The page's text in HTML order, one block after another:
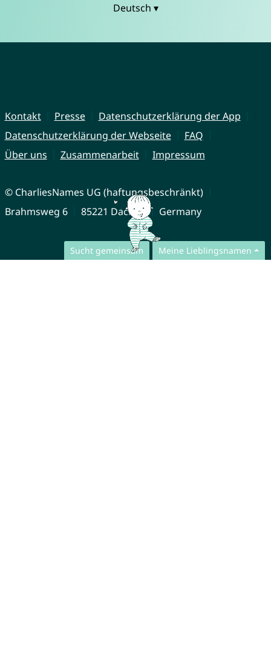
Sucht gemeinsam Meine Lieblingsnamen
Deutsch ▾
Kontakt Presse
Datenschutzerklärung der App
Datenschutzerklärung der Webseite
FAQ
Über uns
Zusammenarbeit Impressum
© CharliesNames UG (haftungsbeschränkt)
Brahmsweg 6
85221 Dachau Germany